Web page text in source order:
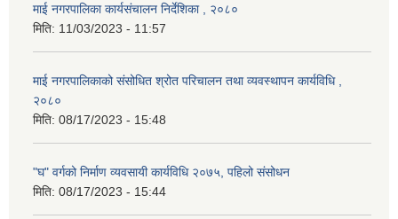
माई नगरपालिका कार्यसंचालन निर्देशिका , २०८०
मिति: 11/03/2023 - 11:57
माई नगरपालिकाको संसोधित श्रोत परिचालन तथा व्यवस्थापन कार्यविधि ,
२०८०
मिति: 08/17/2023 - 15:48
"घ" वर्गको निर्माण व्यवसायी कार्यविधि २०७५, पहिलो संसोधन
मिति: 08/17/2023 - 15:44